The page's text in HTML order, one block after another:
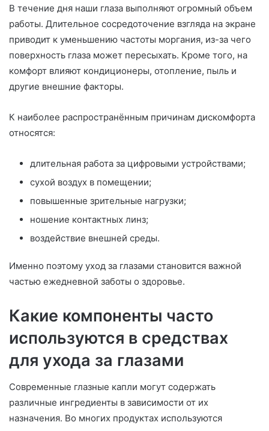
В течение дня наши глаза выполняют огромный объем
работы. Длительное сосредоточение взгляда на экране
приводит к уменьшению частоты моргания, из-за чего
поверхность глаза может пересыхать. Кроме того, на
комфорт влияют кондиционеры, отопление, пыль и
другие внешние факторы.
К наиболее распространённым причинам дискомфорта
относятся:
длительная работа за цифровыми устройствами;
сухой воздух в помещении;
повышенные зрительные нагрузки;
ношение контактных линз;
воздействие внешней среды.
Именно поэтому уход за глазами становится важной
частью ежедневной заботы о здоровье.
Какие компоненты часто
используются в средствах
для ухода за глазами
Современные глазные капли могут содержать
различные ингредиенты в зависимости от их
назначения. Во многих продуктах используются